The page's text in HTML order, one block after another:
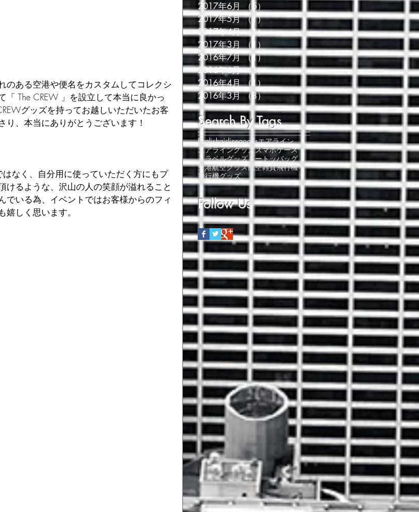
のある空港や便名をカスタムしてコレクシ
The CREW 」を設立して本当に良かっ
グッズを持ってお越しいただいたお客
、本当にありがとうございます！
なく、自分用に使っていただく方にもプ
けるような、沢山の人の笑顔が溢れること
でいる為、イベントではお客様からのフィ
しく思います。
2017年6月
（5）
5件の記事
2017年5月 （1）1件の記事
2017年4月 （1）1件の記事
2017年3月 （1）
1件の記事
2016年7月 （1）1件の記事
2016年6月 （1）1件の記事
2016年4月 （1）1件の記事
2016年3月 （3）3件の記事
Search By Tags
Englishairlinegoodsエアライン
エアライングッズスマホケース
トラベルグッズトートッバッグ
空港航空グッズ航空雑貨飛行機
飛行機グッズ
Follow Us